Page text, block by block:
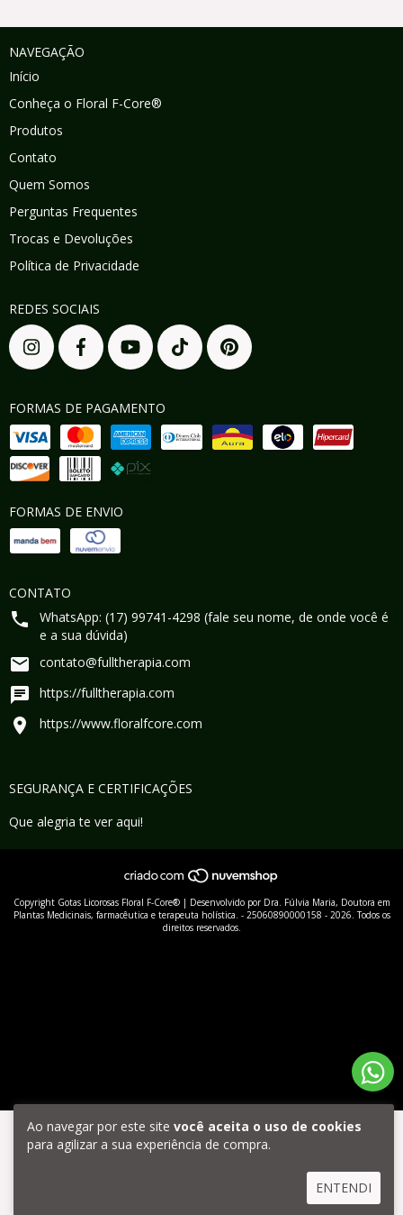
Ao navegar por este site você aceita o uso de cookies
para agilizar a sua experiência de compra.
ENTENDI
NAVEGAÇÃO
Início
Conheça o Floral F-Core®
Produtos
Contato
Quem Somos
Perguntas Frequentes
Trocas e Devoluções
Política de Privacidade
REDES SOCIAIS
FORMAS DE PAGAMENTO
FORMAS DE ENVIO
CONTATO
WhatsApp: (17) 99741-4298 (fale seu nome, de onde você é
e a sua dúvida)
contato@fulltherapia.com
https://fulltherapia.com
https://www.floralfcore.com
SEGURANÇA E CERTIFICAÇÕES
Que alegria te ver aqui!
Copyright Gotas Licorosas Floral F-Core® | Desenvolvido por Dra. Fúlvia Maria, Doutora em
Plantas Medicinais, farmacêutica e terapeuta holística. - 25060890000158 - 2026. Todos os
direitos reservados.